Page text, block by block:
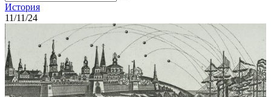
История
11/11/24